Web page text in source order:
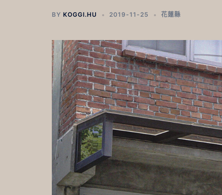
BY KOGGI.HU 2019-11-25 花蓮縣